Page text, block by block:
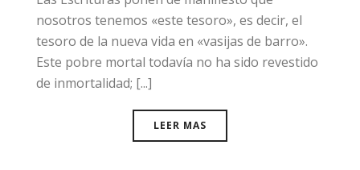
nosotros tenemos «este tesoro», es decir, el
tesoro de la nueva vida en «vasijas de barro».
Este pobre mortal todavía no ha sido revestido
de inmortalidad; [...]
LEER MAS